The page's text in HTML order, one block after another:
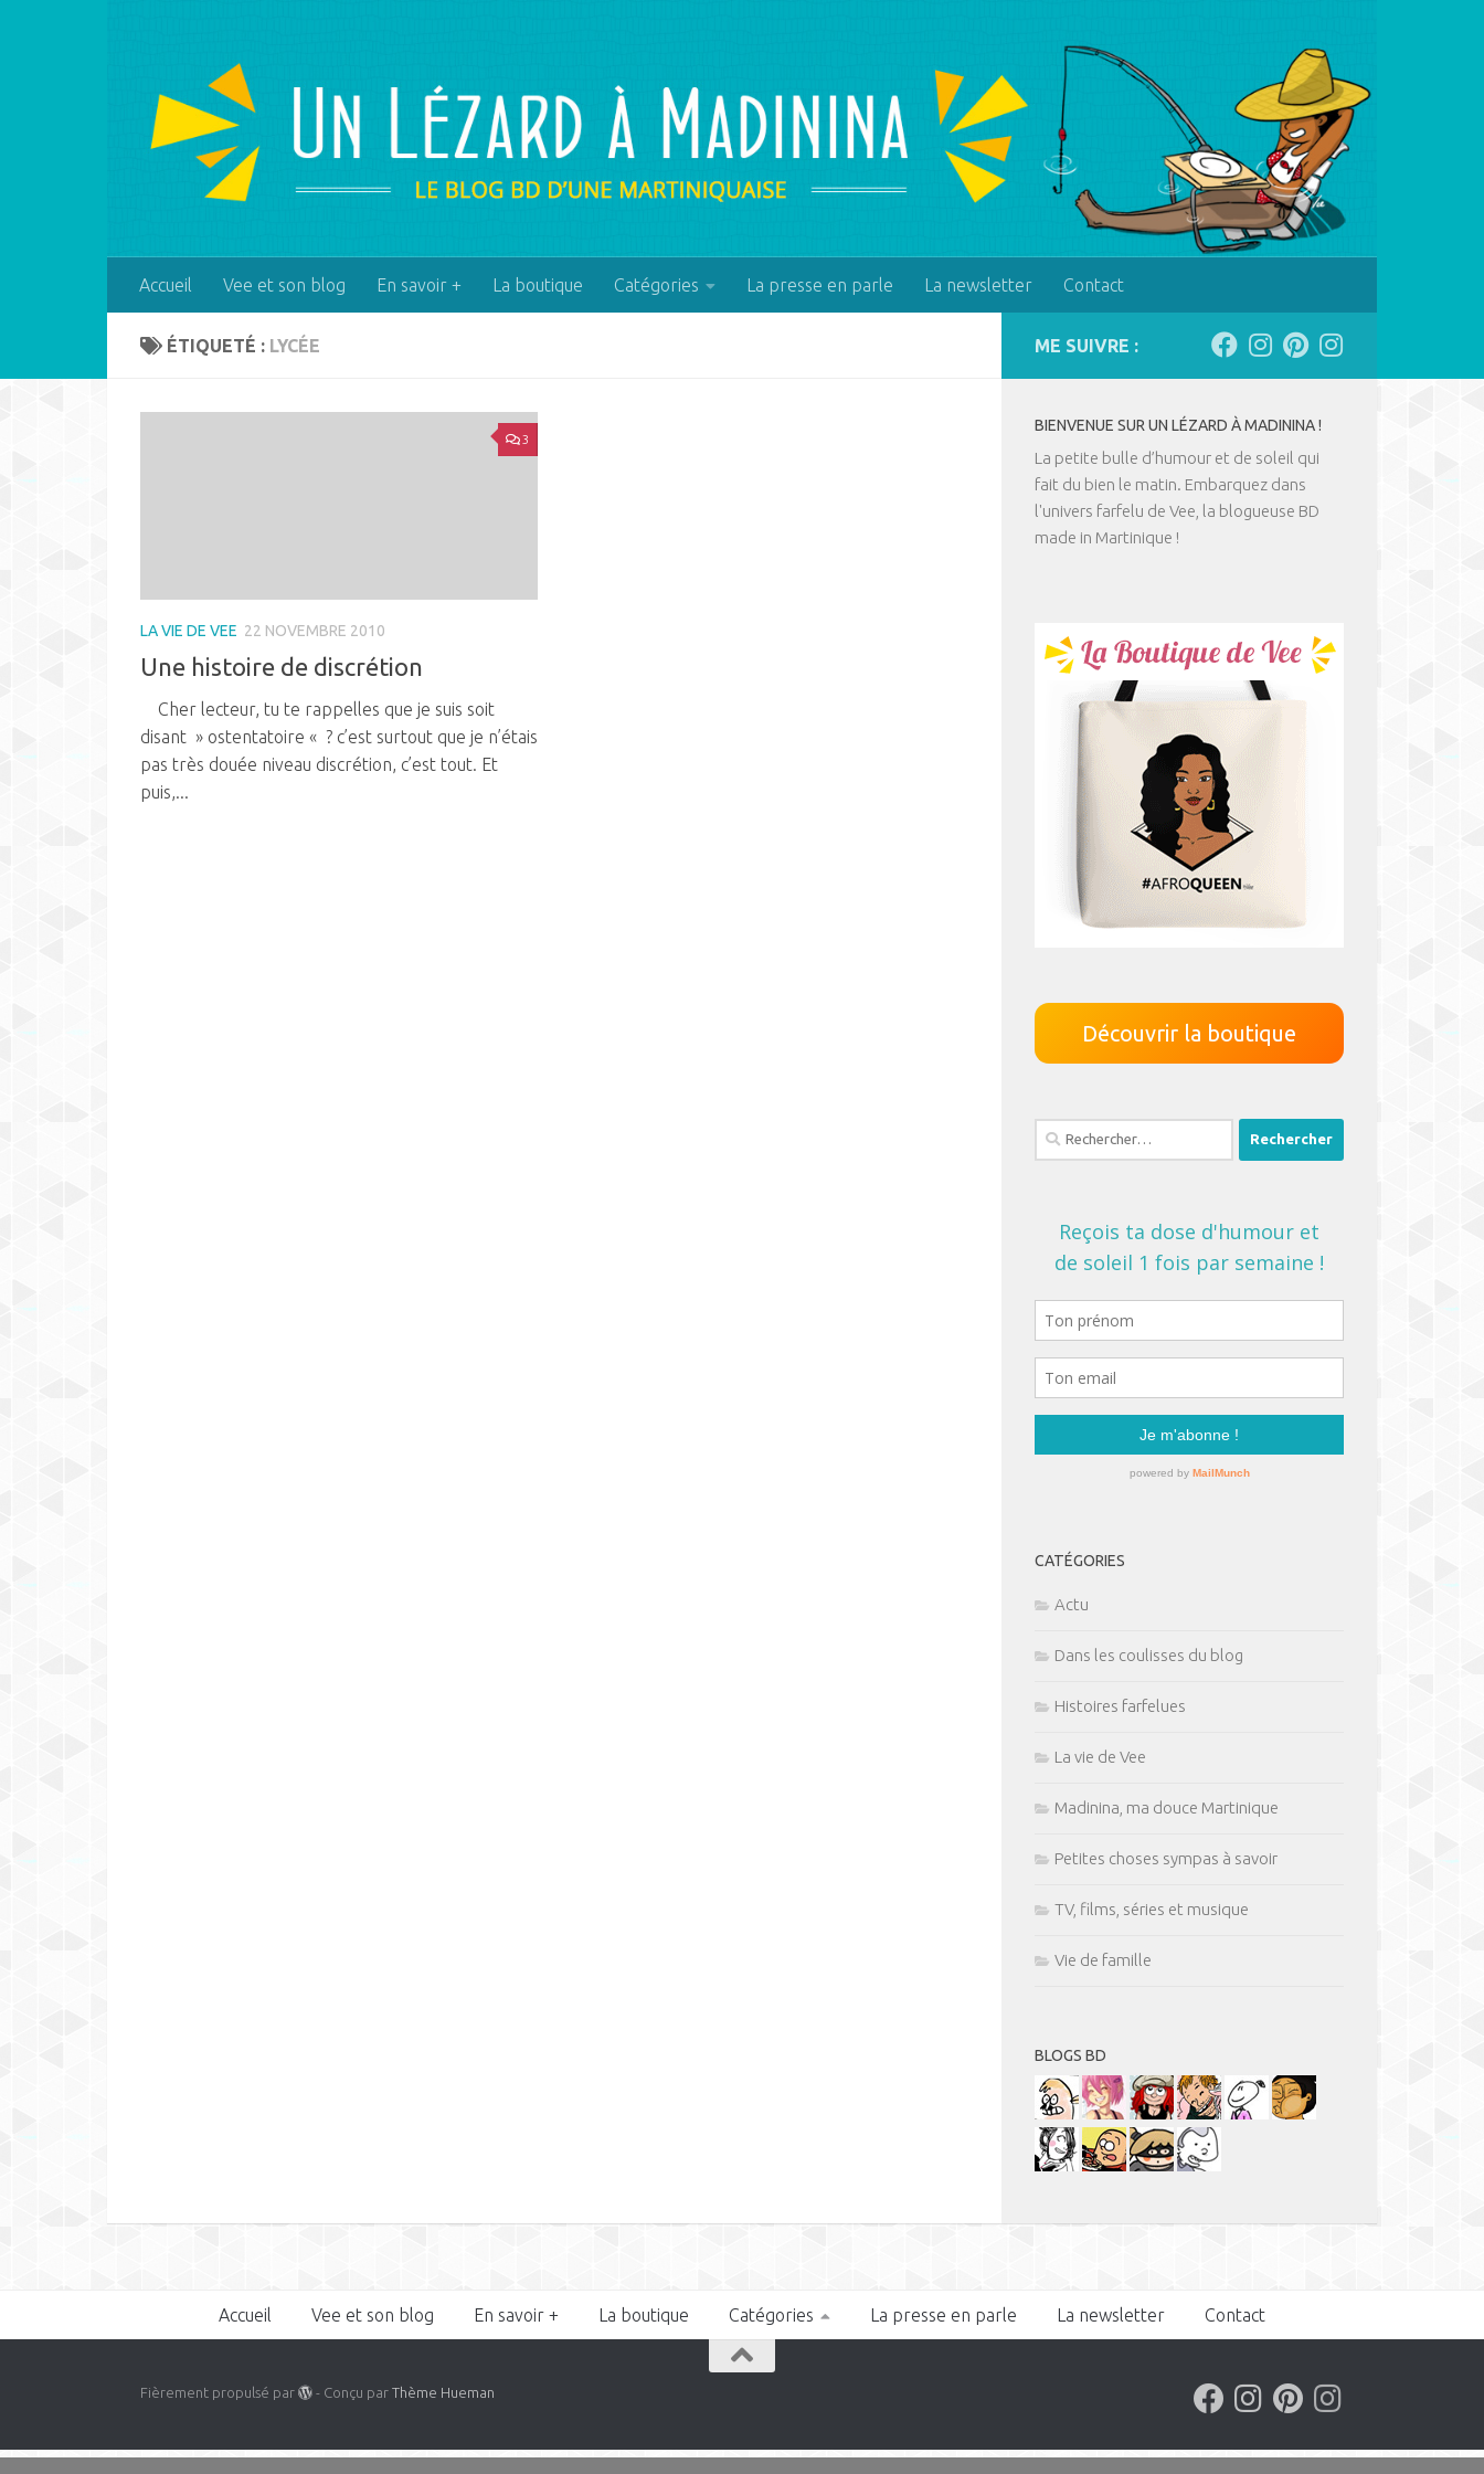
Accueil Vee et son blog En savoir + La boutique Catégories La presse en parle La newsletter Contact
ÉTIQUETÉ : LYCÉE
3
LA VIE DE VEE 22 NOVEMBRE 2010
Une histoire de discrétion
Cher lecteur, tu te rappelles que je suis soit
disant » ostentatoire « ? c’est surtout que je n’étais
pas très douée niveau discrétion, c’est tout. Et
puis,...
ME SUIVRE :
BIENVENUE SUR UN LÉZARD À MADININA !
La petite bulle d’humour et de soleil qui
fait du bien le matin. Embarquez dans
l'univers farfelu de Vee, la blogueuse BD
made in Martinique !
Découvrir la boutique
Rechercher :
CATÉGORIES
Actu
Dans les coulisses du blog
Histoires farfelues
La vie de Vee
Madinina, ma douce Martinique
Petites choses sympas à savoir
TV, films, séries et musique
Vie de famille
BLOGS BD
Accueil Vee et son blog En savoir + La boutique Catégories La presse en parle La newsletter Contact
Fièrement propulsé par - Conçu parThème Hueman